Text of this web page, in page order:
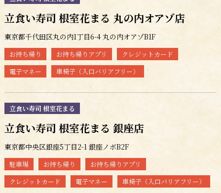
立食い寿司 根室花まる 丸の内オアゾ店
東京都千代田区丸の内1丁目6-4 丸の内オアゾB1F
お持ち帰り お持ち帰りアプリ
クレジットカード
電子マネー
車椅子（入口バリアフリー）
立食い寿司 根室花まる 銀座店
立食い寿司 根室花まる
東京都中央区銀座5丁目2-1 銀座ノボB2F
駐車場 お持ち帰り
お持ち帰りアプリ
クレジットカード
電子マネー 車椅子（入口バリアフリー）